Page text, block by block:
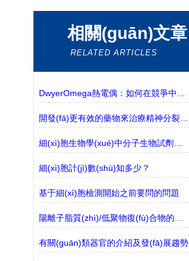
相關(guān)文章
RELATED ARTICLES
開發(fā)更有效的藥物來治療精神分裂癥的衰弱癥狀
細(xì)胞計(jì)數(shù)知多少？
基于細(xì)胞檢測開始之前要問的問題
有關(guān)類器官的介紹及發(fā)展趨勢